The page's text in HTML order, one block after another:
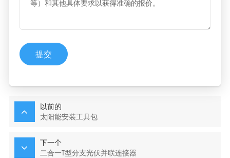
提交
以前的
太阳能安装工具包
下一个
二合一T型分支光伏并联连接器